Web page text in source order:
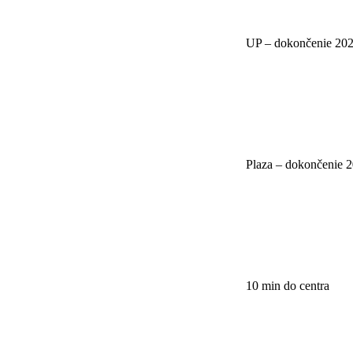
UP – dokončenie
Plaza – dokončenie
10 min do centra